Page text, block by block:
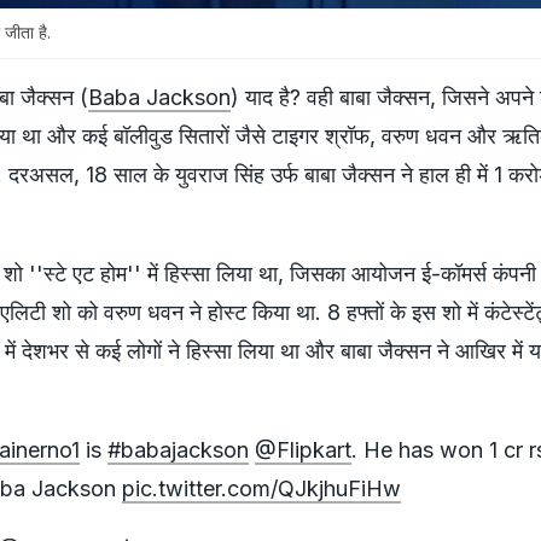
है.
जैक्सन (Baba Jackson) याद है? वही बाबा जैक्सन, जिसने
था और कई बॉलीवुड सितारों जैसे टाइगर श्रॉफ, वरुण धवन और
दरअसल, 18 साल के युवराज सिंह उर्फ बाबा जैक्सन ने हाल ही में 1
''स्टे एट होम'' में हिस्सा लिया था, जिसका आयोजन ई-कॉमर्स कंपनी
रिएलिटी शो को वरुण धवन ने होस्ट किया था. 8 हफ्तों के इस शो में
देशभर से कई लोगों ने हिस्सा लिया था और बाबा जैक्सन ने आखिर में
is #babajackson @Flipkart. He has won 1 cr
Jackson pic.twitter.com/QJkjhuFiHw